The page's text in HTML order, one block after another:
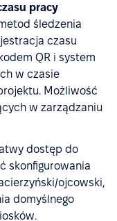
pracy
śledzenia
czasu
QR i system
w czasie
Możliwość
w zarządzaniu
dostęp do
skonfigurowania
ojcowski,
domyślnego